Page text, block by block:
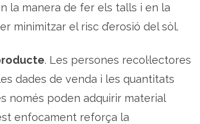
la manera de fer els talls i en la
minimitzar el risc d’erosió del sòl.
. Les persones recol·lectores
dades de venda i les quantitats
només poden adquirir material
enfocament reforça la